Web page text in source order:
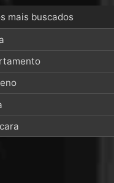
mais buscados